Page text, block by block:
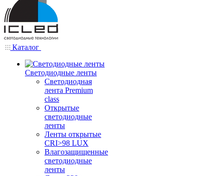
Каталог
Светодиодные ленты
Светодиодная
лента Premium
class
Открытые
светодиодные
ленты
Ленты открытые
CRI>98 LUX
Влагозащищенные
светодиодные
ленты